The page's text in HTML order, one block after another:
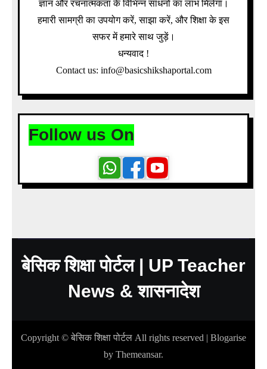
ज्ञान और रचनात्मकता के विभिन्न साधनों का लाभ मिलेगा।
हमारी सामग्री का उपयोग करें, साझा करें, और शिक्षा के इस
सफर में हमारे साथ जुड़ें।
धन्यवाद !
Contact us: info@basicshikshaportal.com
Follow us On
बेसिक शिक्षा पोर्टल | UP Teacher
News & शासनादेश
Copyright © बेसिक शिक्षा पोर्टल All rights reserved | Blogarise
by Themeansar.